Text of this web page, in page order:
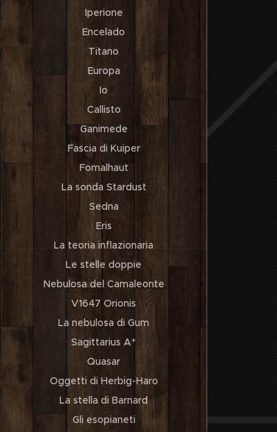
Iperione
Encelado
Titano
Europa
Io
Callisto
Ganimede
Fascia di Kuiper
Fomalhaut
La sonda Stardust
Sedna
Eris
La teoria inflazionaria
Le stelle doppie
Nebulosa del Camaleonte
V1647 Orionis
La nebulosa di Gum
Sagittarius A*
Quasar
Oggetti di Herbig-Haro
La stella di Barnard
Gli esopianeti